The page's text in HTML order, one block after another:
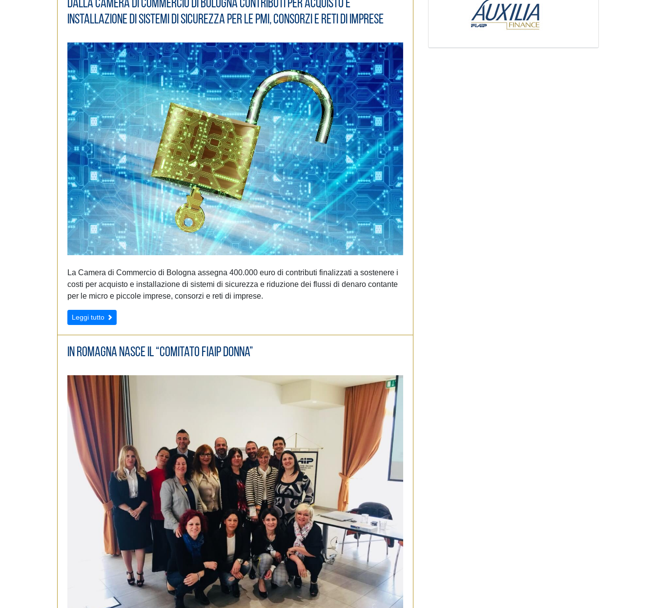
Dalla Camera di Commercio di Bologna contributi per acquisto e
installazione di sistemi di sicurezza per le PMI, consorzi e reti di imprese
La Camera di Commercio di Bologna assegna 400.000 euro di contributi finalizzati a sostenere i
costi per acquisto e installazione di sistemi di sicurezza e riduzione dei flussi di denaro contante
per le micro e piccole imprese, consorzi e reti di imprese.
Leggi tutto
In Romagna nasce il “Comitato Fiaip Donna”